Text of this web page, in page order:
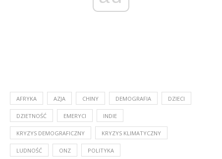
AFRYKA AZJA CHINY DEMOGRAFIA DZIECI
DZIETNOŚĆ EMERYCI INDIE
KRYZYS DEMOGRAFICZNY KRYZYS KLIMATYCZNY
LUDNOŚĆ ONZ POLITYKA